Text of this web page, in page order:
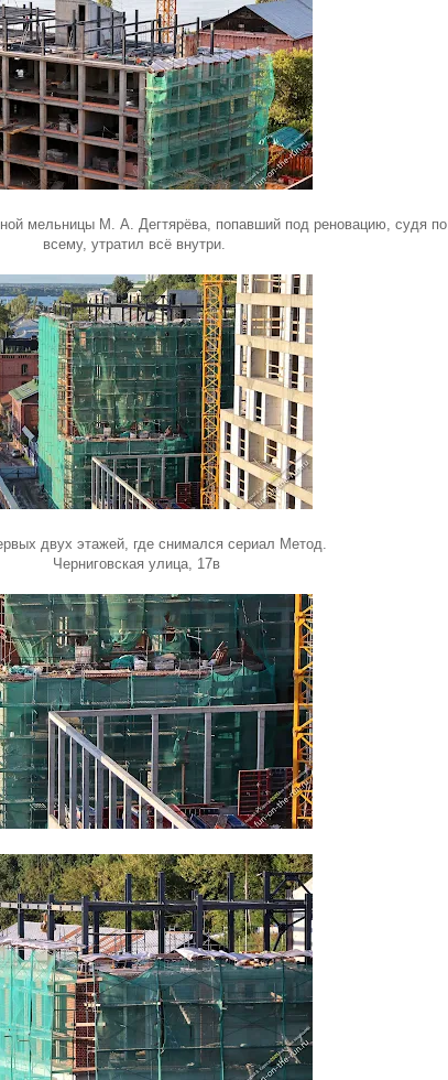
мельницы М. А. Дегтярёва, попавший под реновацию, судя по
всему, утратил всё внутри.
двух этажей, где снимался сериал Метод.
Черниговская улица, 17в